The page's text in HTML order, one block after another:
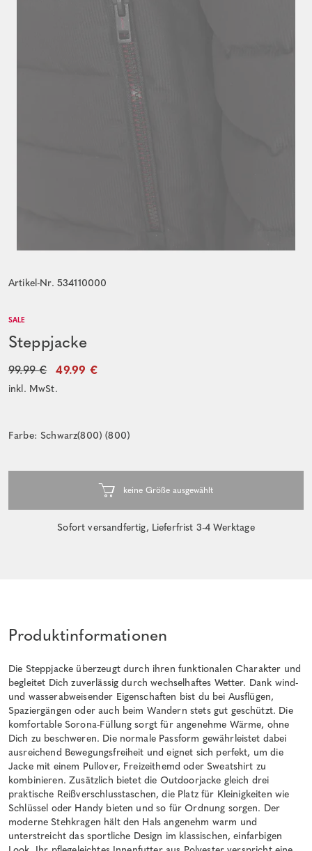
Artikel-Nr. 534110000
SALE
Steppjacke
99.99 € 49.99 €
inkl. MwSt.
Farbe: Schwarz(800) (800)
Sofort versandfertig, Lieferfrist 3-4 Werktage
Produktinformationen
Die Steppjacke überzeugt durch ihren funktionalen Charakter und
begleitet Dich zuverlässig durch wechselhaftes Wetter. Dank wind-
und wasserabweisender Eigenschaften bist du bei Ausflügen,
Spaziergängen oder auch beim Wandern stets gut geschützt. Die
komfortable Sorona-Füllung sorgt für angenehme Wärme, ohne
Dich zu beschweren. Die normale Passform gewährleistet dabei
ausreichend Bewegungsfreiheit und eignet sich perfekt, um die
Jacke mit einem Pullover, Freizeithemd oder Sweatshirt zu
kombinieren. Zusätzlich bietet die Outdoorjacke gleich drei
praktische Reißverschlusstaschen, die Platz für Kleinigkeiten wie
Schlüssel oder Handy bieten und so für Ordnung sorgen. Der
moderne Stehkragen hält den Hals angenehm warm und
unterstreicht das sportliche Design im klassischen, einfarbigen